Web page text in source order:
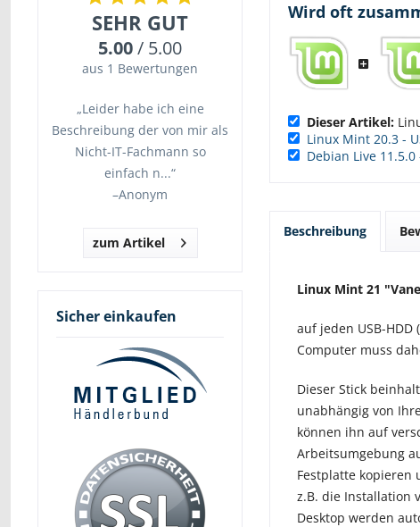
SEHR GUT
5.00/ 5.00
aus 1 Bewertungen
„Leider habe ich eine
Beschreibung der von mir als
Nicht-IT-Fachmann so
einfach n...“
–Anonym
zum Artikel
Sicher einkaufen
Wird oft
Dieser Artikel:
Linux Mint 20.3 -
Debian Live 11.5.0
Beschreibung
Linux Mint 21 "
auf jeden USB-
Computer muss
Dieser Stick
unabhängig von
können ihn auf
Arbeitsumgebung
Festplatte kopieren
z.B. die Installation
Desktop werden